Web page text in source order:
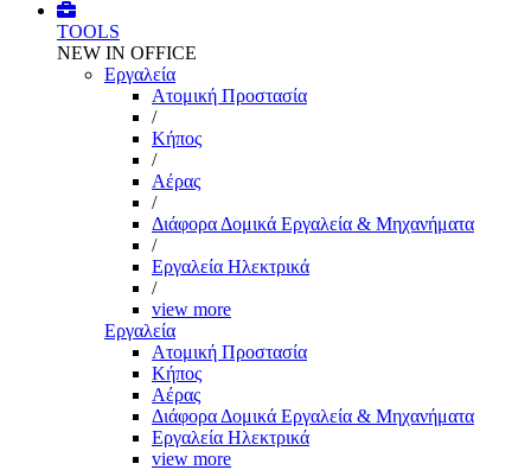
TOOLS
NEW IN OFFICE
Εργαλεία
Aτομική Προστασία
/
Kήπος
/
Αέρας
/
Διάφορα Δομικά Εργαλεία & Μηχανήματα
/
Εργαλεία Ηλεκτρικά
/
view more
Εργαλεία
Aτομική Προστασία
Kήπος
Αέρας
Διάφορα Δομικά Εργαλεία & Μηχανήματα
Εργαλεία Ηλεκτρικά
view more